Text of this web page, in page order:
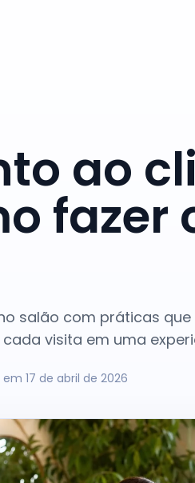
ao
fazer
salão com práticas
visita em uma
em 17 de abril de 2026